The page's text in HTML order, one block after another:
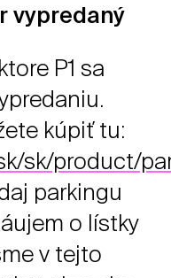
vypredaný
P1 sa
kúpiť tu:
sk/product/
parkingu
o lístky
v tejto